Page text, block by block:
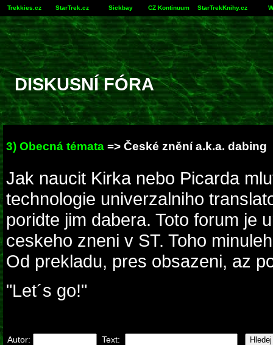
Trekkies.cz StarTrek.cz Sickbay CZ Kontinuum StarTrekKnihy.cz
DISKUSNÍ FÓRA
3) Obecná témata => České znění a.k.a. dabing
Jak naucit Kirka nebo Picarda
technologie univerzalniho
poridte jim dabera. Toto forum je
ceskeho zneni v ST. Toho
Od prekladu, pres obsazeni, az
"Let´s go!"
Autor: Text: